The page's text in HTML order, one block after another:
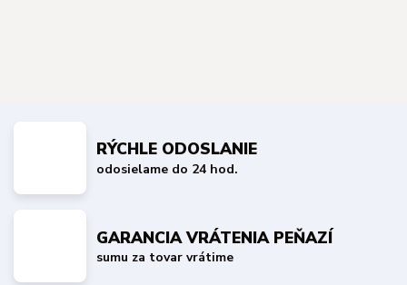
RÝCHLE ODOSLANIE
odosielame do 24 hod.
GARANCIA VRÁTENIA PEŇAZÍ
sumu za tovar vrátime